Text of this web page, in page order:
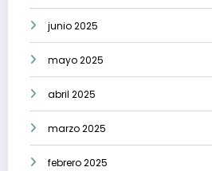
junio 2025
mayo 2025
abril 2025
marzo 2025
febrero 2025